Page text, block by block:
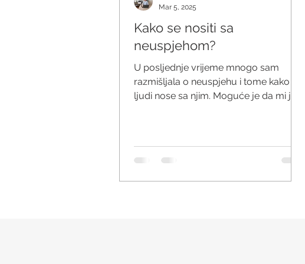
Kako se nositi sa
neuspjehom?
U posljednje vrijeme mnogo sam
razmišljala o neuspjehu i tome kako se
ljudi nose sa njim. Moguće je da mi je
Mar 5, 2025